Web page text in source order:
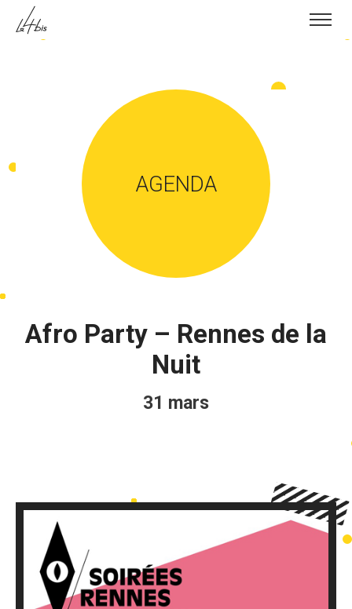
Skip to content
AGENDA
Afro Party – Rennes de la
Nuit
31 mars